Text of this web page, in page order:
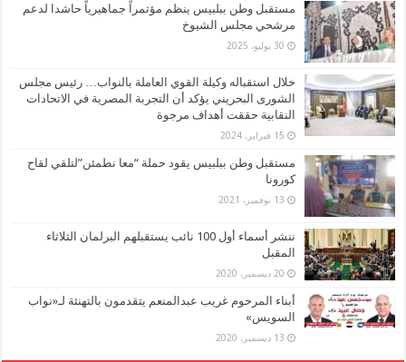
مستقبل وطن ببلبيس ينظم مؤتمراً جماهيرياً حاشدا لدعم
مرشحي مجلس الشيوخ
30 يوليو، 2025
خلال استقباله وكيلة القوي العاملة بالنواب… رئيس مجلس
الشورى البحريني يؤكد أن التجربة المصرية في الاتحادات
النقابية حققت أهداف مرجوة
15 فبراير، 2024
مستقبل وطن ببلبيس يقود حملة “معا نطمئن”لتلقي لقاح
كورونا
13 نوفمبر، 2021
ننشر أسماء أول 100 نائب يستقبلهم البرلمان الثلاثاء
المقبل
20 ديسمبر، 2020
أبناء المرحوم غريب عبدالمنعم يتقدمون بالتهنئة لـ«نواب
السويس»
13 ديسمبر، 2020